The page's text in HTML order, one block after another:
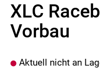
XLC
Vorbau
Aktuell nicht an